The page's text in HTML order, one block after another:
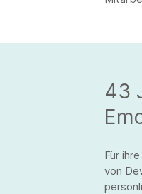
43
Für
von